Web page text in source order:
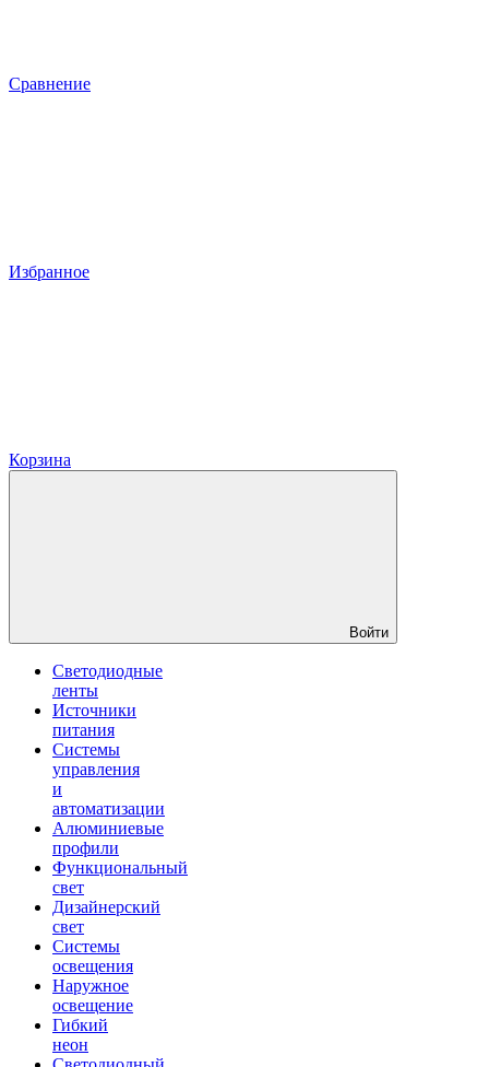
Сравнение
Избранное
Корзина
Войти
Светодиодные
ленты
Источники
питания
Системы
управления
и
автоматизации
Алюминиевые
профили
Функциональный
свет
Дизайнерский
свет
Системы
освещения
Наружное
освещение
Гибкий
неон